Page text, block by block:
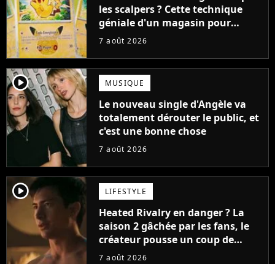
les scalpers ? Cette technique
géniale d'un magasin pour
ruiner les revendeurs
7 août 2026
player2 MUSIQUE
Le nouveau single d'Angèle va
totalement dérouter le public, et
c'est une bonne chose
7 août 2026
player2 LIFESTYLE
Heated Rivalry en danger ? La
saison 2 gâchée par les fans, le
créateur pousse un coup de
gueule
7 août 2026